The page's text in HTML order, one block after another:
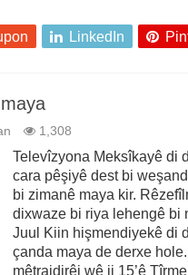
LinkedIn
1,308
Televîzyona Meksîkayê di
cara pêşiyê dest bi
bi zimanê maya kir.
dixwaze bi riya lehengê bi
Juul Kiin hişmendiyekê di
çanda maya de derxe
mêtrajdirêj wê ji 15’ê